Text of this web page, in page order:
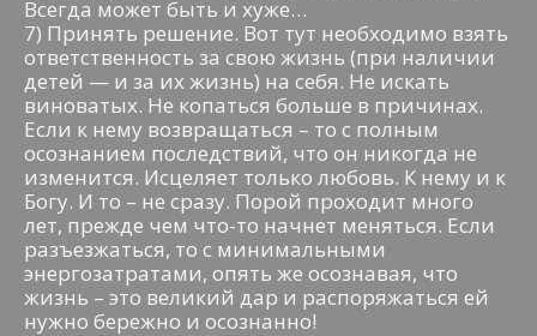
Всегда может быть и хуже…
7) Принять решение. Вот тут необходимо взять
ответственность за свою жизнь (при наличии
детей — и за их жизнь) на себя. Не искать
виноватых. Не копаться больше в причинах.
Если к нему возвращаться – то с полным
осознанием последствий, что он никогда не
изменится. Исцеляет только любовь. К нему и к
Богу. И то – не сразу. Порой проходит много
лет, прежде чем что-то начнет меняться. Если
разъезжаться, то с минимальными
энергозатратами, опять же осознавая, что
жизнь – это великий дар и распоряжаться ей
нужно бережно и осознанно!